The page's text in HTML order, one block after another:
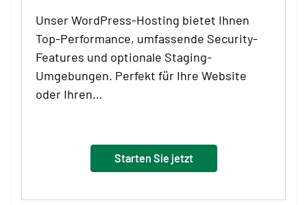
Unser WordPress-Hosting bietet Ihnen
Top-Performance, umfassende Security-
Features und optionale Staging-
Umgebungen. Perfekt für Ihre Website
oder Ihren…
Starten Sie jetzt